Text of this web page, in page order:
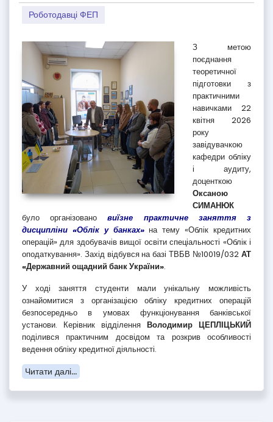
Роботодавці ФЕП
З метою
поєднання
теоретичної
підготовки з
практичними
навичками 22
квітня 2026
року
завідувачкою
кафедри обліку
і аудиту,
доценткою
Оксаною
СИМАНЮК
було організовановиїзне практичне заняття з
дисципліни «Облік у банках»на тему «Облік кредитних
операцій» для здобувачів вищої освіти спеціальності «Облік і
оподаткування». Захід відбувся на базі ТВБВ №10019/032 АТ
«Державний ощадний банк України».
У ході заняття студенти мали унікальну можливість
ознайомитися з організацією обліку кредитних операцій
безпосередньо в умовах функціонування банківської
установи. Керівник відділення Володимир ЦЕПЛІЦЬКИЙ
поділився практичним досвідом та розкрив особливості
ведення обліку кредитної діяльності.
Читати далі...